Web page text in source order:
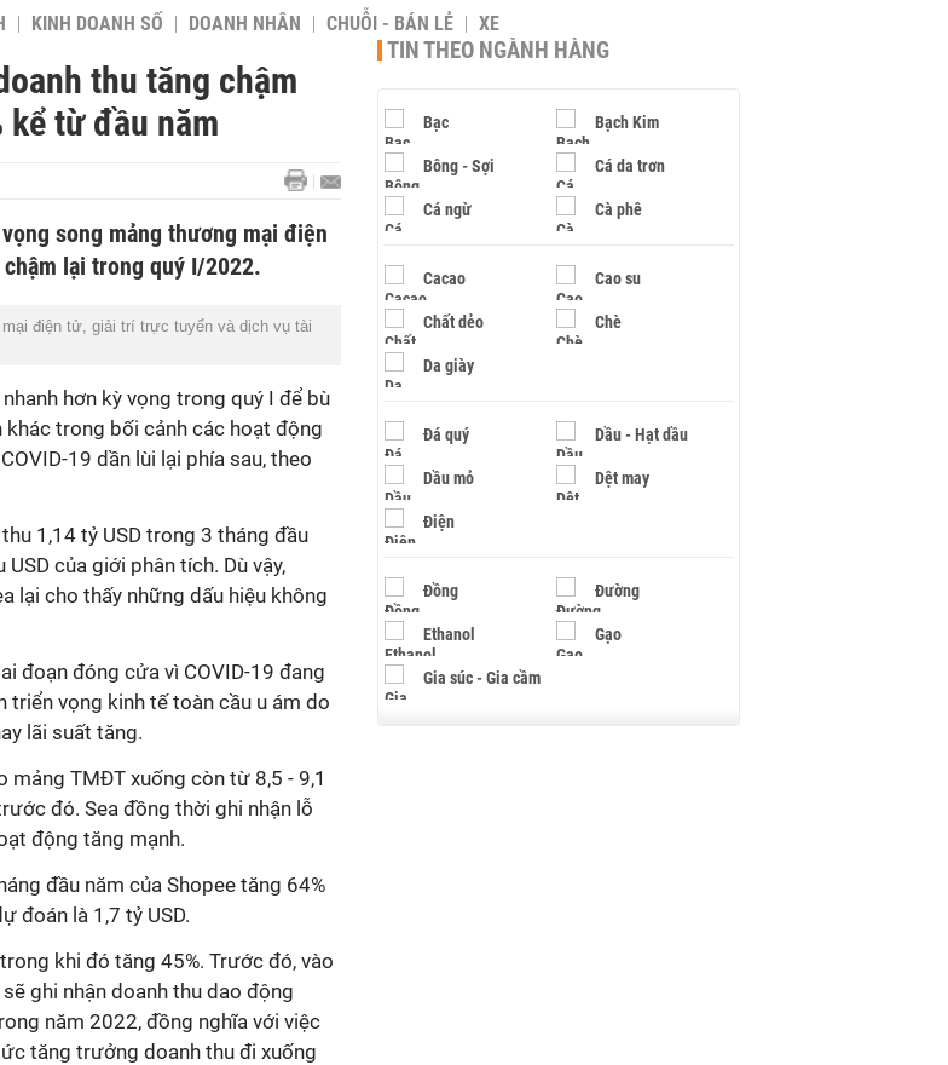
KINH DOANH SỐ DOANH NHÂN CHUỖI - BÁN LẺ XE
thu tăng chậm
kể từ đầu năm
song mảng thương mại điện
lại trong quý I/2022.
điện tử, giải trí trực tuyển và dịch vụ tài
hơn kỳ vọng trong quý I để bù
trong bối cảnh các hoạt động
19 dần lùi lại phía sau, theo
1,14 tỷ USD trong 3 tháng đầu
của giới phân tích. Dù vậy,
lại cho thấy những dấu hiệu không
đoạn đóng cửa vì COVID-19 đang
vọng kinh tế toàn cầu u ám do
lãi suất tăng.
mảng TMĐT xuống còn từ 8,5 - 9,1
đó. Sea đồng thời ghi nhận lỗ
động tăng mạnh.
đầu năm của Shopee tăng 64%
đoán là 1,7 tỷ USD.
khi đó tăng 45%. Trước đó, vào
ghi nhận doanh thu dao động
năm 2022, đồng nghĩa với việc
tăng trưởng doanh thu đi xuống
TIN THEO NGÀNH HÀNG
Bạc Bạch Kim
Bông - Sợi Cá da trơn
Cá ngừ Cà phê
Cacao Cao su
Chất dẻo Chè
Da giày
Đá quý Dầu - Hạt dầu
Dầu mỏ Dệt may
Điện
Đồng Đường
Ethanol Gạo
Gia súc - Gia cầm